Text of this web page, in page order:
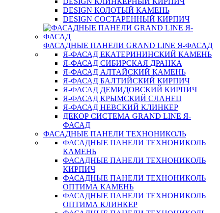
DESIGN КОЛОТЫЙ КАМЕНЬ
DESIGN СОСТАРЕННЫЙ КИРПИЧ
ФАСАДНЫЕ ПАНЕЛИ GRAND LINE Я-ФАСАД
Я-ФАСАД ЕКАТЕРИНИНСКИЙ КАМЕНЬ
Я-ФАСАД СИБИРСКАЯ ДРАНКА
Я-ФАСАД АЛТАЙСКИЙ КАМЕНЬ
Я-ФАСАД БАЛТИЙСКИЙ КИРПИЧ
Я-ФАСАД ДЕМИДОВСКИЙ КИРПИЧ
Я-ФАСАД КРЫМСКИЙ СЛАНЕЦ
Я-ФАСАД НЕВСКИЙ КЛИНКЕР
ДЕКОР СИСТЕМА GRAND LINE Я-
ФАСАД
ФАСАДНЫЕ ПАНЕЛИ ТЕХНОНИКОЛЬ
ФАСАДНЫЕ ПАНЕЛИ ТЕХНОНИКОЛЬ
КАМЕНЬ
ФАСАДНЫЕ ПАНЕЛИ ТЕХНОНИКОЛЬ
КИРПИЧ
ФАСАДНЫЕ ПАНЕЛИ ТЕХНОНИКОЛЬ
ОПТИМА КАМЕНЬ
ФАСАДНЫЕ ПАНЕЛИ ТЕХНОНИКОЛЬ
ОПТИМА КЛИНКЕР